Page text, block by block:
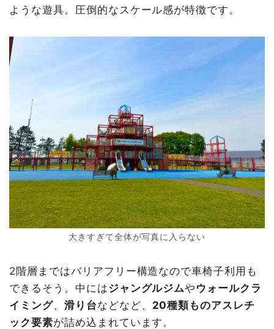
ような遊具。圧倒的なスケール感が特徴です。
大きすぎて全体が写真に入らない
2階層まではバリアフリー構造なので車椅子利用も
できるそう。中にはジャングルジムやウォールクラ
イミング、 滑り台などなど、 20種類ものアスレチ
ック要素が詰め込まれています。